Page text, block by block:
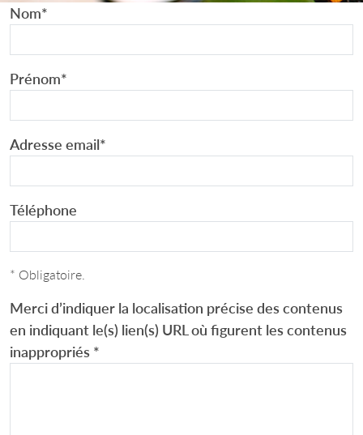
Nom*
Prénom*
Adresse email*
Téléphone
* Obligatoire.
Merci d’indiquer la localisation précise des contenus
en indiquant le(s) lien(s) URL où figurent les contenus
inappropriés *